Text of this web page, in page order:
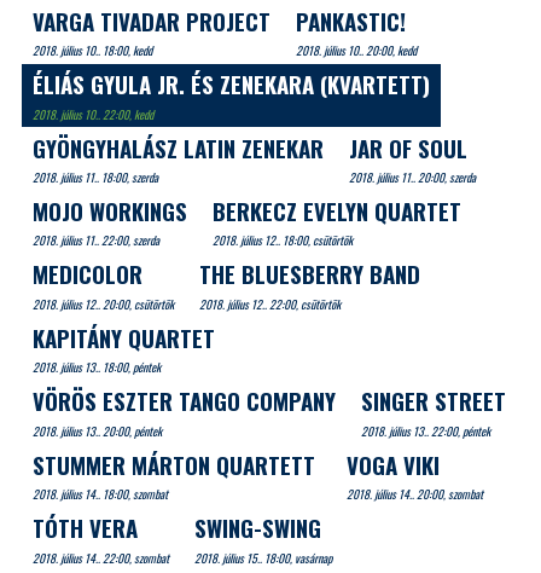
VARGA TIVADAR PROJECT
2018. július 10.. 18:00, kedd
PANKASTIC!
2018. július 10.. 20:00, kedd
ÉLIÁS GYULA JR. ÉS ZENEKARA (KVARTETT)
2018. július 10.. 22:00, kedd
GYÖNGYHALÁSZ LATIN ZENEKAR
2018. július 11.. 18:00, szerda
JAR OF SOUL
2018. július 11.. 20:00, szerda
MOJO WORKINGS
2018. július 11.. 22:00, szerda
BERKECZ EVELYN QUARTET
2018. július 12.. 18:00, csütörtök
MEDICOLOR
2018. július 12.. 20:00, csütörtök
THE BLUESBERRY BAND
2018. július 12.. 22:00, csütörtök
KAPITÁNY QUARTET
2018. július 13.. 18:00, péntek
VÖRÖS ESZTER TANGO COMPANY
2018. július 13.. 20:00, péntek
SINGER STREET
2018. július 13.. 22:00, péntek
STUMMER MÁRTON QUARTETT
2018. július 14.. 18:00, szombat
VOGA VIKI
2018. július 14.. 20:00, szombat
TÓTH VERA
2018. július 14.. 22:00, szombat
SWING-SWING
2018. július 15.. 18:00, vasárnap